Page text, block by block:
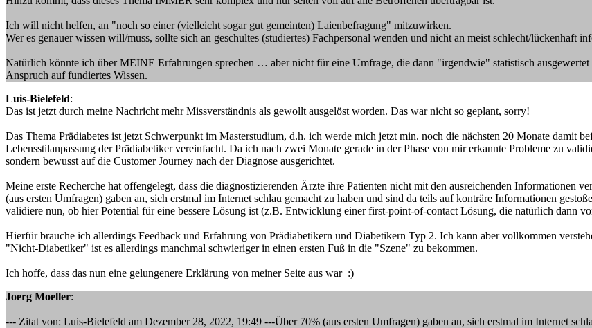
Ich will nicht helfen, an "noch so einer (vielleicht sogar gut gemeinten) Laienbefragung" mitzuwirken.
Wer es genauer wissen will/muss, sollte sich an geschultes (studiertes) Fachpersonal wenden und nicht an meist schlecht/lückenhaft
Natürlich könnte ich über MEINE Erfahrungen sprechen … aber nicht für eine Umfrage, die dann "irgendwie" statistisch
Anspruch auf fundiertes Wissen.
Luis-Bielefeld:
Das ist jetzt durch meine Nachricht mehr Missverständnis als gewollt ausgelöst worden. Das war nicht so geplant, sorry!
Das Thema Prädiabetes ist jetzt Schwerpunkt im Masterstudium, d.h. ich werde mich jetzt min. noch die nächsten 20 Monate damit
Lebensstilanpassung der Prädiabetiker vereinfacht. Da ich nach zwei Monate gerade in der Phase von mir erkannte Probleme zu
sondern bewusst auf die Customer Journey nach der Diagnose ausgerichtet.
Meine erste Recherche hat offengelegt, dass die diagnostizierenden Ärzte ihre Patienten nicht mit den ausreichenden Informationen
(aus ersten Umfragen) gaben an, sich erstmal im Internet schlau gemacht zu haben und sind da teils auf konträre Informationen
validiere nun, ob hier Potential für eine bessere Lösung ist (z.B. Entwicklung einer first-point-of-contact Lösung, die natürlich dann
Hierfür brauche ich allerdings Feedback und Erfahrung von Prädiabetikern und Diabetikern Typ 2. Ich kann aber vollkommen
"Nicht-Diabetiker" ist es allerdings manchmal schwieriger in einen ersten Fuß in die "Szene" zu bekommen.
Ich hoffe, dass das nun eine gelungenere Erklärung von meiner Seite aus war :)
Joerg Moeller:
--- Zitat von: Luis-Bielefeld am Dezember 28, 2022, 19:49 ---Über 70% (aus ersten Umfragen) gaben an, sich erstmal im Internet